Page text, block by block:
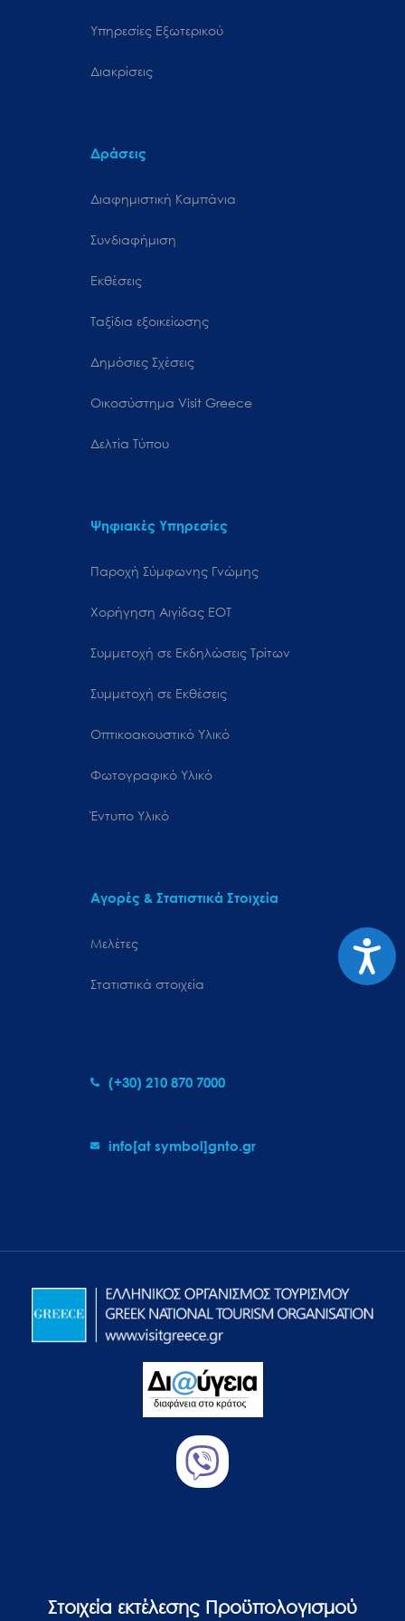
Υπηρεσίες Εξωτερικού
Διακρίσεις
Δράσεις
Διαφημιστική Καμπάνια
Συνδιαφήμιση
Εκθέσεις
Ταξίδια εξοικείωσης
Δημόσιες Σχέσεις
Oικοσύστημα Visit Greece
Δελτία Τύπου
Ψηφιακές Υπηρεσίες
Παροχή Σύμφωνης Γνώμης
Χορήγηση Αιγίδας ΕΟΤ
Συμμετοχή σε Εκδηλώσεις Τρίτων
Συμμετοχή σε Εκθέσεις
Οπτικοακουστικό Υλικό
Φωτογραφικό Υλικό
Έντυπο Υλικό
Αγορές & Στατιστικά Στοιχεία
Μελέτες
Στατιστικά στοιχεία
(+30) 210 870 7000
info[at symbol]gnto.gr
Στοιχεία εκτέλεσης Προϋπολογισμού